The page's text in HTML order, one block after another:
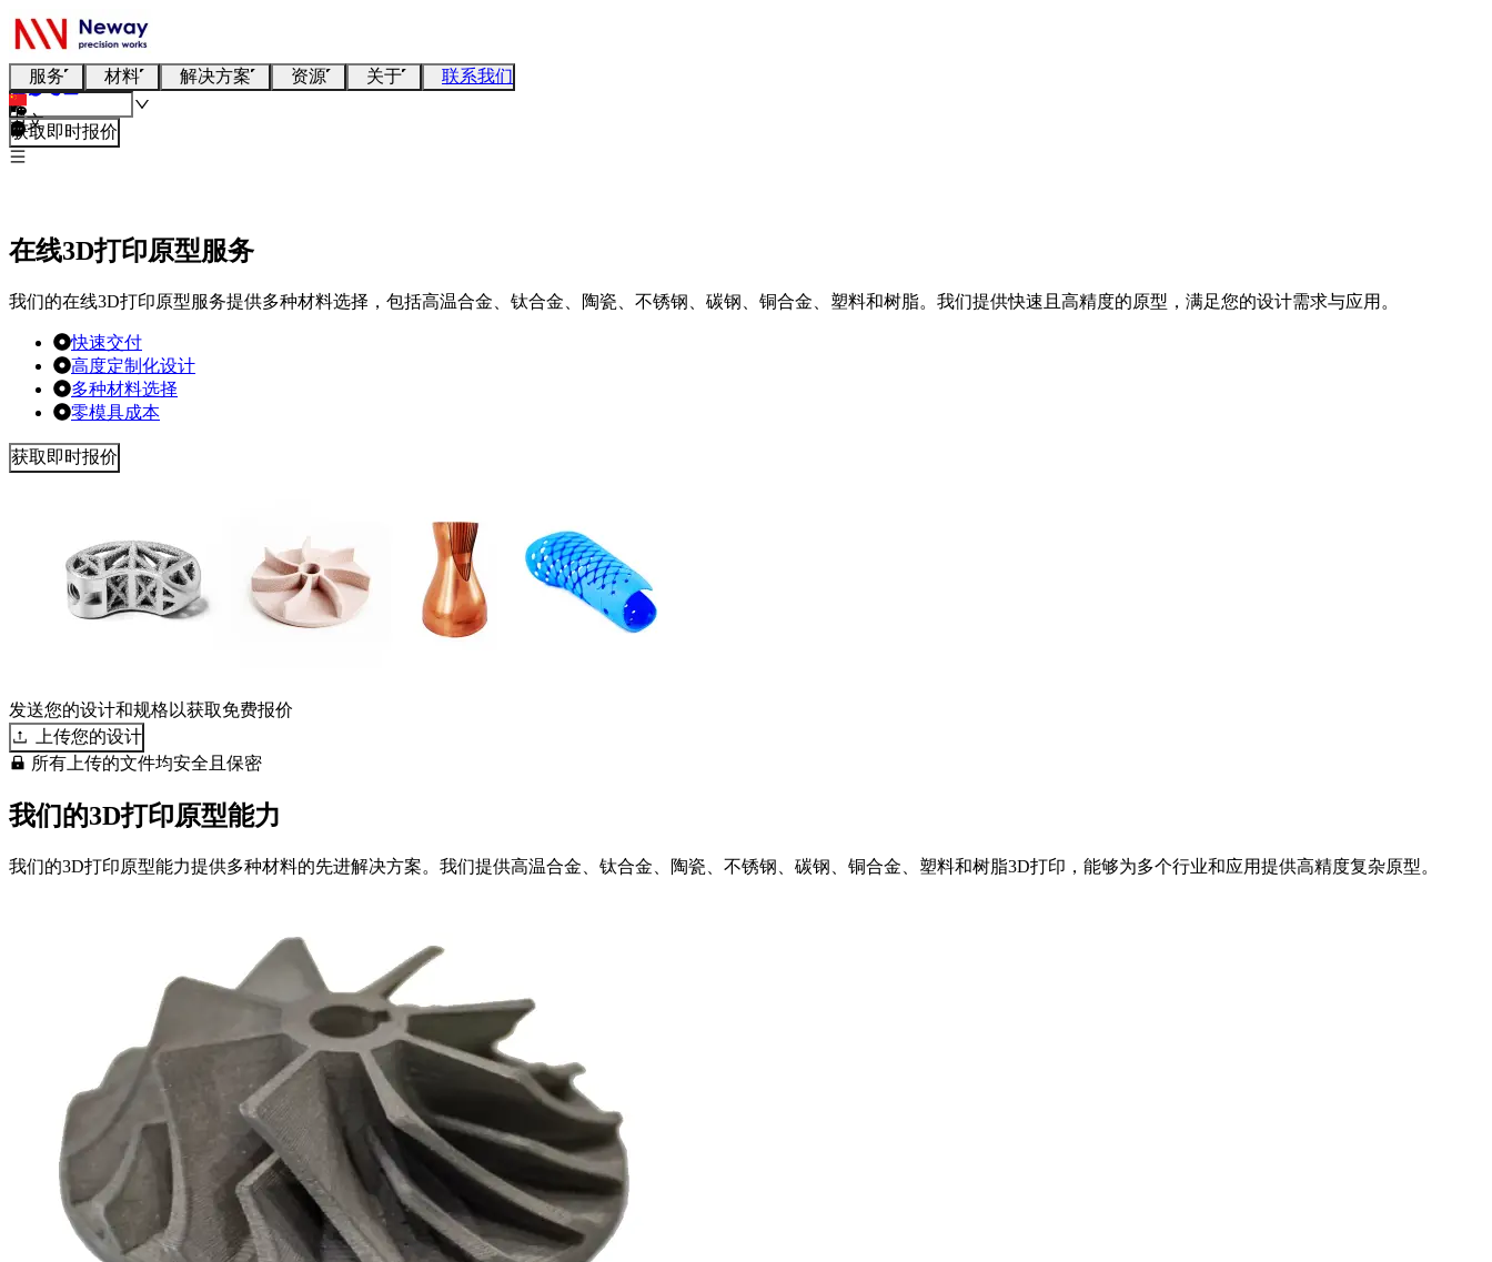
服务 材料 解决方案 资源 关于 联系我们
中文
获取即时报价
在线3D打印原型服务
我们的在线3D打印原型服务提供多种材料选择，包括高温合金、钛合金、陶瓷、不锈钢、碳钢、铜合金、塑料和树脂。我们提供快速且高精度的原型，满足您的设计需求与应用。
快速交付
高度定制化设计
多种材料选择
零模具成本
获取即时报价
发送您的设计和规格以获取免费报价
上传您的设计
所有上传的文件均安全且保密
我们的3D打印原型能力
我们的3D打印原型能力提供多种材料的先进解决方案。我们提供高温合金、钛合金、陶瓷、不锈钢、碳钢、铜合金、塑料和树脂3D打印，能够为多个行业和应用提供高精度复杂原型。